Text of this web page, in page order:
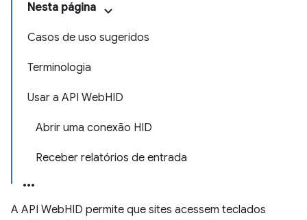
Nesta página
Casos de uso sugeridos
Terminologia
Usar a API WebHID
Abrir uma conexão HID
Receber relatórios de entrada
A API WebHID permite que sites acessem teclados